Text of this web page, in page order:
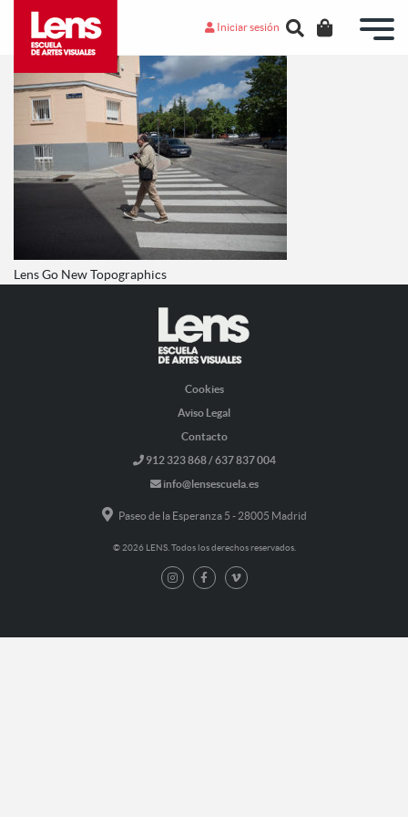
Iniciar sesión
Lens Go New Topographics
Cookies
Aviso Legal
Contacto
912 323 868 / 637 837 004
info@lensescuela.es
Paseo de la Esperanza 5 - 28005 Madrid
© 2026 LENS. Todos los derechos reservados.